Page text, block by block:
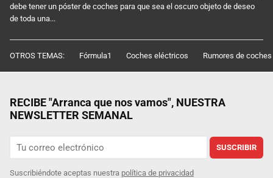
debe tener un póster de coches para que sea el oscuro objeto de deseo
de toda una...
OTROS TEMAS: Fórmula1 Coches eléctricos Rumores de coches
RECIBE "Arranca que nos vamos", NUESTRA
NEWSLETTER SEMANAL
SUSCRIBIR
Suscribiéndote aceptas nuestra política de privacidad